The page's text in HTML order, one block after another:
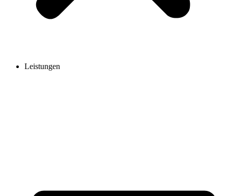
Leistungen